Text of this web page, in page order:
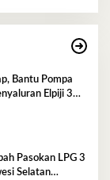
Bantu Pompa
Elpiji 3
Pasokan LPG 3
Selatan